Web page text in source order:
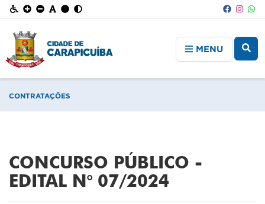
MENU
CONTRATAÇÕES
CONCURSO PÚBLICO -
EDITAL N° 07/2024